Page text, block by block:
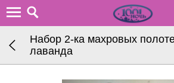
Набор 2-ка махровых
лаванда